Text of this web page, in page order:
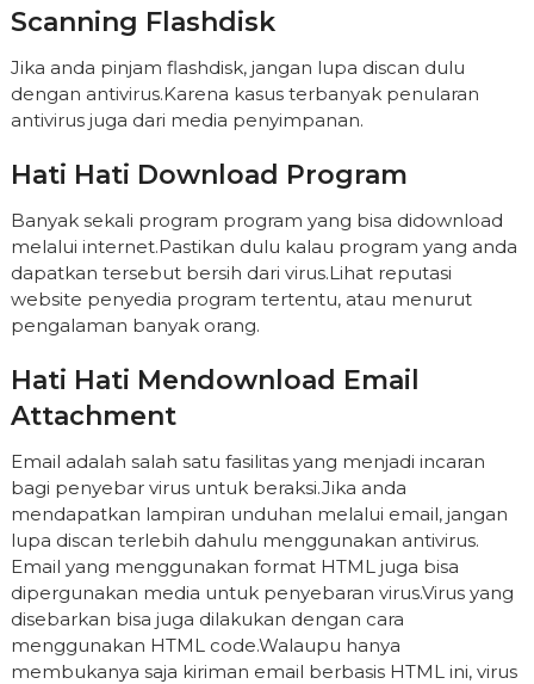
Scanning Flashdisk
Jika anda pinjam flashdisk, jangan lupa discan dulu
dengan antivirus.Karena kasus terbanyak penularan
antivirus juga dari media penyimpanan.
Hati Hati Download Program
Banyak sekali program program yang bisa didownload
melalui internet.Pastikan dulu kalau program yang anda
dapatkan tersebut bersih dari virus.Lihat reputasi
website penyedia program tertentu, atau menurut
pengalaman banyak orang.
Hati Hati Mendownload Email
Attachment
Email adalah salah satu fasilitas yang menjadi incaran
bagi penyebar virus untuk beraksi.Jika anda
mendapatkan lampiran unduhan melalui email, jangan
lupa discan terlebih dahulu menggunakan antivirus.
Email yang menggunakan format HTML juga bisa
dipergunakan media untuk penyebaran virus.Virus yang
disebarkan bisa juga dilakukan dengan cara
menggunakan HTML code.Walaupu hanya
membukanya saja kiriman email berbasis HTML ini, virus